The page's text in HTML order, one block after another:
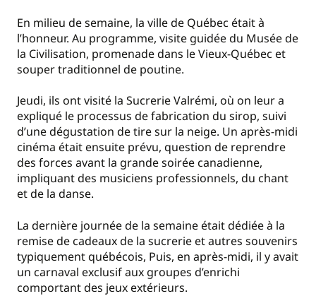
En milieu de semaine, la ville de Québec était à
l’honneur. Au programme, visite guidée du Musée de
la Civilisation, promenade dans le Vieux-Québec et
souper traditionnel de poutine.
Jeudi, ils ont visité la Sucrerie Valrémi, où on leur a
expliqué le processus de fabrication du sirop, suivi
d’une dégustation de tire sur la neige. Un après-midi
cinéma était ensuite prévu, question de reprendre
des forces avant la grande soirée canadienne,
impliquant des musiciens professionnels, du chant
et de la danse.
La dernière journée de la semaine était dédiée à la
remise de cadeaux de la sucrerie et autres souvenirs
typiquement québécois, Puis, en après-midi, il y avait
un carnaval exclusif aux groupes d’enrichi
comportant des jeux extérieurs.